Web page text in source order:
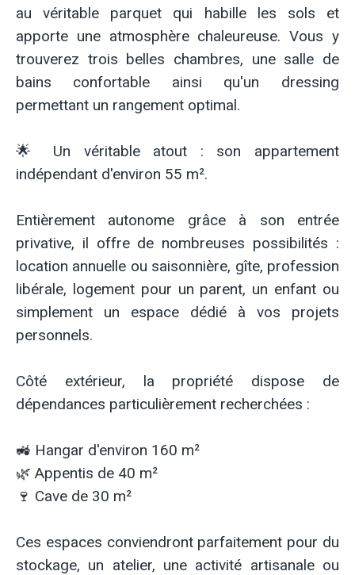
au véritable parquet qui habille les sols et
apporte une atmosphère chaleureuse. Vous y
trouverez trois belles chambres, une salle de
bains confortable ainsi qu'un dressing
permettant un rangement optimal.
🌟 Un véritable atout : son appartement
indépendant d'environ 55 m².
Entièrement autonome grâce à son entrée
privative, il offre de nombreuses possibilités :
location annuelle ou saisonnière, gîte, profession
libérale, logement pour un parent, un enfant ou
simplement un espace dédié à vos projets
personnels.
Côté extérieur, la propriété dispose de
dépendances particulièrement recherchées :
🚜 Hangar d'environ 160 m²
🌿 Appentis de 40 m²
🍷 Cave de 30 m²
Ces espaces conviendront parfaitement pour du
stockage, un atelier, une activité artisanale ou